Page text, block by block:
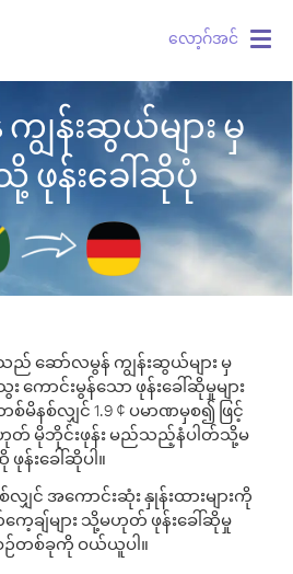
လော့ဂ်အင်
ျွန်းဆွယ်များ မှ
ဖုန်းခေါ်ဆိုပုံ
သည် ဆော်လမွန် ကျွန်းဆွယ်များ မှ
ောင်းမွန်သော ဖုန်းခေါ်ဆိုမှုများ
စ်မိနစ်လျှင် 1.9 ¢ ပမာဏမှစ၍ ဖြင့်
မဟုတ် မိုဘိုင်းဖုန်း မည်သည့်နံပါတ်သို့မ
ဖုန်းခေါ်ဆိုပါ။
ျှင် အကောင်းဆုံး နှုန်းထားများကို
ေ့ချ်များ သို့မဟုတ် ဖုန်းခေါ်ဆိုမှု
တစ်ခုကို ဝယ်ယူပါ။